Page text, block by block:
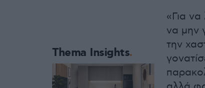
«Για
να μην
την
Thema Insights